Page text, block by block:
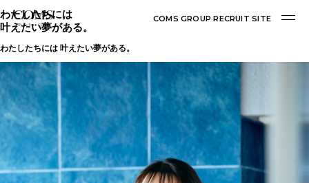
COMS GROUP RECRUIT SITE
わたしたちには
叶えたい夢がある。
わたしたちには 叶えたい夢がある。